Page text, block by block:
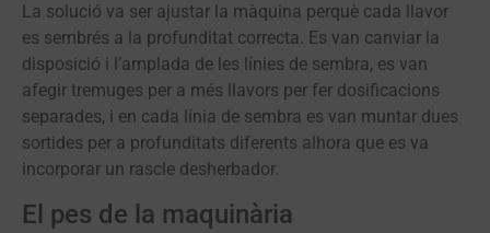
La solució va ser ajustar la màquina perquè cada llavor
es sembrés a la profunditat correcta. Es van canviar la
disposició i l’amplada de les línies de sembra, es van
afegir tremuges per a més llavors per fer dosificacions
separades, i en cada línia de sembra es van muntar dues
sortides per a profunditats diferents alhora que es va
incorporar un rascle desherbador.
El pes de la maquinària